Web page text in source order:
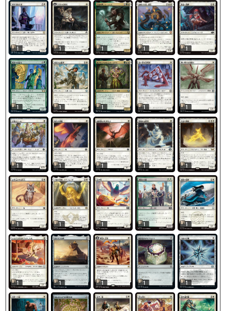
1 1 1 1 1
1 1 1 1 1
1 1 1 1 1
1 1 1 1 1
1 1 1 1 1